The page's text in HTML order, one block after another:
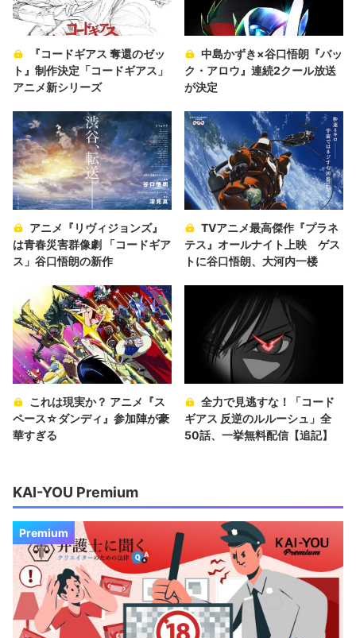
『コードギアス 奪還のゼッ
ト』制作決定「コードギアス」
アニメ新シリーズ
中島かずき×谷口悟朗『バッ
ク・アロウ』連続2クール放送
が決定
アニメ『リヴィジョンズ』
は青春災害群像劇 「コードギア
ス」谷口悟朗の新作
TVアニメ最高傑作『プラネ
テス』オールナイト上映 ゲス
トに谷口悟朗、大河内一楼
これは現実か？ アニメ『ス
ペース☆ダンディ』参加陣が豪
華すぎる
全力で見逃すな！「コード
ギアス 反逆のルルーシュ」全
50話、一挙無料配信【追記】
KAI-YOU Premium
Premium